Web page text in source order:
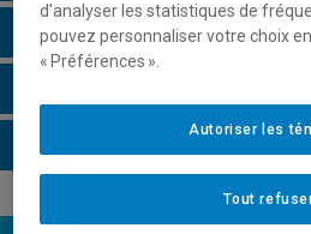
Horaire - Été 2026
d’analyser les statistiques de
pouvez personnaliser votre choix
« Préférences ».
Tout
Autoriser les